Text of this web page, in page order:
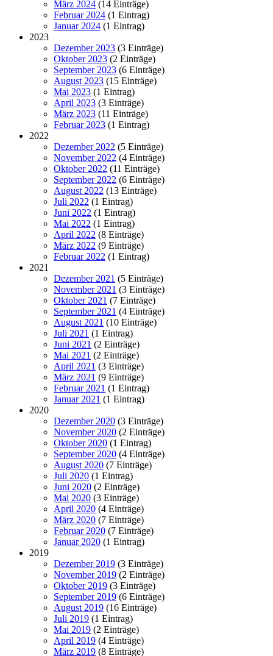
März 2024 (14 Einträge)
Februar 2024 (1 Eintrag)
Januar 2024 (1 Eintrag)
2023
Dezember 2023 (3 Einträge)
Oktober 2023 (2 Einträge)
September 2023 (6 Einträge)
August 2023 (15 Einträge)
Mai 2023 (1 Eintrag)
April 2023 (3 Einträge)
März 2023 (11 Einträge)
Februar 2023 (1 Eintrag)
2022
Dezember 2022 (5 Einträge)
November 2022 (4 Einträge)
Oktober 2022 (11 Einträge)
September 2022 (6 Einträge)
August 2022 (13 Einträge)
Juli 2022 (1 Eintrag)
Juni 2022 (1 Eintrag)
Mai 2022 (1 Eintrag)
April 2022 (8 Einträge)
März 2022 (9 Einträge)
Februar 2022 (1 Eintrag)
2021
Dezember 2021 (5 Einträge)
November 2021 (3 Einträge)
Oktober 2021 (7 Einträge)
September 2021 (4 Einträge)
August 2021 (10 Einträge)
Juli 2021 (1 Eintrag)
Juni 2021 (2 Einträge)
Mai 2021 (2 Einträge)
April 2021 (3 Einträge)
März 2021 (9 Einträge)
Februar 2021 (1 Eintrag)
Januar 2021 (1 Eintrag)
2020
Dezember 2020 (3 Einträge)
November 2020 (2 Einträge)
Oktober 2020 (1 Eintrag)
September 2020 (4 Einträge)
August 2020 (7 Einträge)
Juli 2020 (1 Eintrag)
Juni 2020 (2 Einträge)
Mai 2020 (3 Einträge)
April 2020 (4 Einträge)
März 2020 (7 Einträge)
Februar 2020 (7 Einträge)
Januar 2020 (1 Eintrag)
2019
Dezember 2019 (3 Einträge)
November 2019 (2 Einträge)
Oktober 2019 (3 Einträge)
September 2019 (6 Einträge)
August 2019 (16 Einträge)
Juli 2019 (1 Eintrag)
Mai 2019 (2 Einträge)
April 2019 (4 Einträge)
März 2019 (8 Einträge)